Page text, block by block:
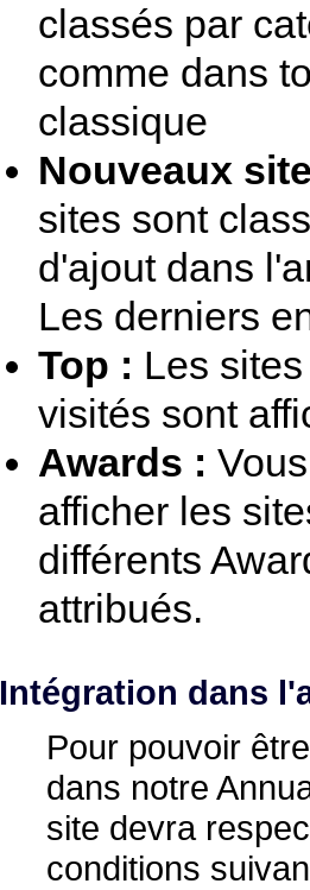
classés par
comme dans
classique
Nouveaux
sites sont
d'ajout dans
Les derniers
Top : Les
visités sont
Awards :
afficher les
différents
attribués.
Intégration dans
Pour pouvoir
dans notre
site devra
conditions